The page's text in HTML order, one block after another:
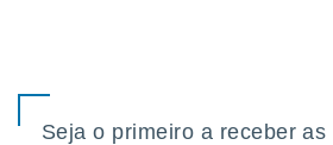
Seja o primeiro a receber as